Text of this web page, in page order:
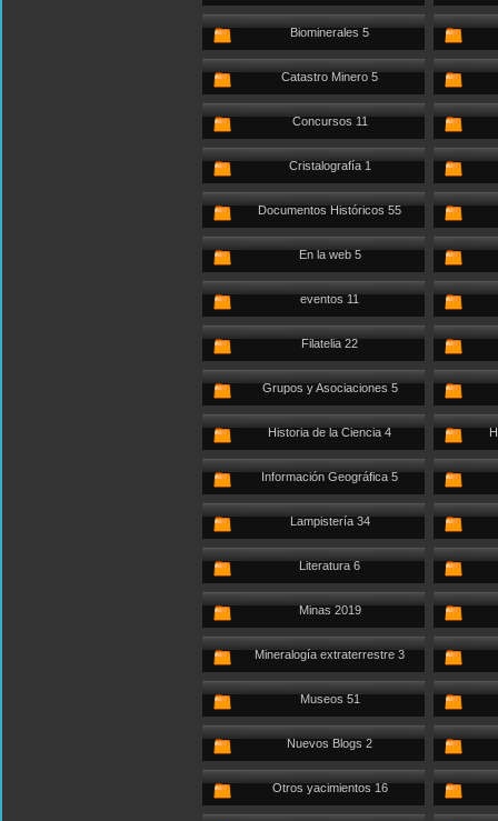
Biominerales 5
Catastro Minero 5
Concursos 11
Cristalografía 1
Documentos Históricos 55
En la web 5
eventos 11
Filatelia 22
Grupos y Asociaciones 5
Historia de la Ciencia 4
Información Geográfica 5
Lampistería 34
Literatura 6
Minas 2019
Mineralogía extraterrestre 3
Museos 51
Nuevos Blogs 2
Otros yacimientos 16